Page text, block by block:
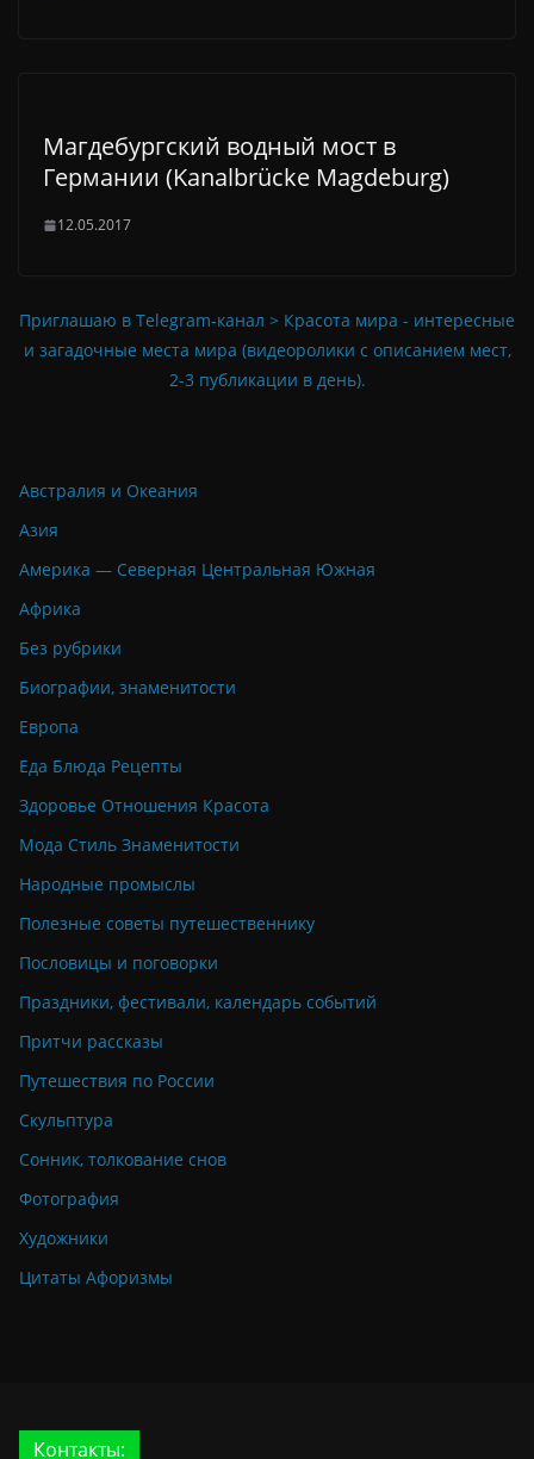
Магдебургский водный мост в
Германии (Kanalbrücke Magdeburg)
12.05.2017
Приглашаю в Telegram-канал > Красота мира - интересные
и загадочные места мира (видеоролики с описанием мест,
2-3 публикации в день).
Австралия и Океания
Азия
Америка — Северная Центральная Южная
Африка
Без рубрики
Биографии, знаменитости
Европа
Еда Блюда Рецепты
Здоровье Отношения Красота
Мода Стиль Знаменитости
Народные промыслы
Полезные советы путешественнику
Пословицы и поговорки
Праздники, фестивали, календарь событий
Притчи рассказы
Путешествия по России
Скульптура
Сонник, толкование снов
Фотография
Художники
Цитаты Афоризмы
Контакты: